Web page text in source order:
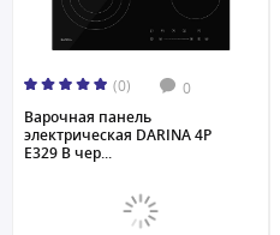
(0) 0
Варочная панель
электрическая DARINA 4P
E329 B чер...